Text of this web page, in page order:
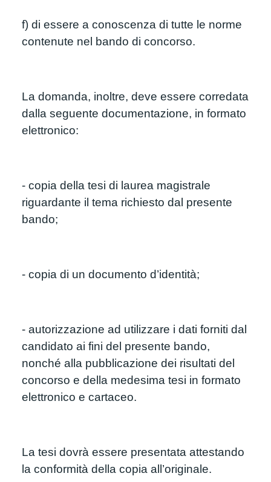
f) di essere a conoscenza di tutte le norme
contenute nel bando di concorso.
La domanda, inoltre, deve essere corredata
dalla seguente documentazione, in formato
elettronico:
- copia della tesi di laurea magistrale
riguardante il tema richiesto dal presente
bando;
- copia di un documento d’identità;
- autorizzazione ad utilizzare i dati forniti dal
candidato ai fini del presente bando,
nonché alla pubblicazione dei risultati del
concorso e della medesima tesi in formato
elettronico e cartaceo.
La tesi dovrà essere presentata attestando
la conformità della copia all’originale.